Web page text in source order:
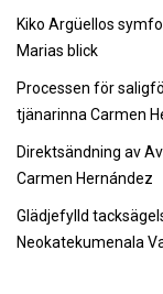
Kiko Argüellos
Marias blick
Processen för
tjänarinna Carmen
Direktsändning av
Carmen Hernández
Glädjefylld
Neokatekumenala